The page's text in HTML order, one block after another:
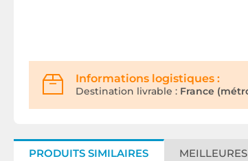
Informations logistiques :
Destination livrable : France
PRODUITS SIMILAIRES